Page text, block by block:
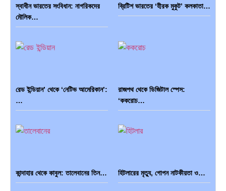
স্বাধীন ভারতের সংবিধান: নাগরিকদের
মৌলিক…
ব্রিটিশ ভারতের ‘হীরক মুকুট’ কলকাতা…
রেড ইন্ডিয়ান’ থেকে ‘নেটিভ আমেরিকান’:
…
রাজপথ থেকে ডিজিটাল স্পেস:
‘ককরোচ…
কান্দাহার থেকে কাবুল: তালেবানের তিন… হিটলারের মৃত্যু, গোপন নাটকীয়তা ও…